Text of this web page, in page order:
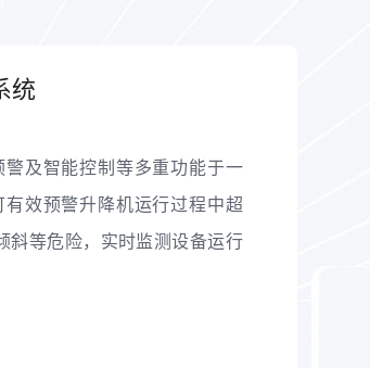
统
及智能控制等多重功能于一
效预警升降机运行过程中超
斜等危险，实时监测设备运行